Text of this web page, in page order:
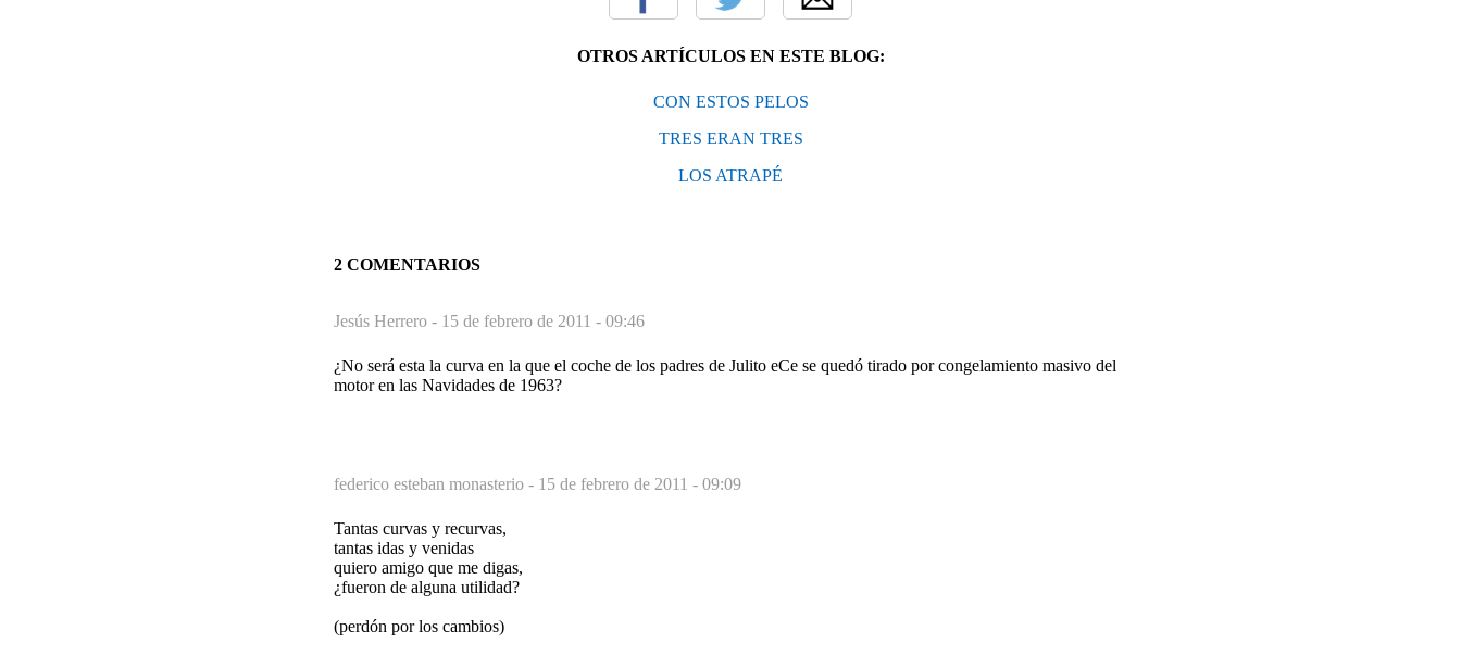
OTROS ARTÍCULOS EN ESTE BLOG:
CON ESTOS PELOS
TRES ERAN TRES
LOS ATRAPÉ
2 COMENTARIOS
Jesús Herrero - 15 de febrero de 2011 - 09:46
¿No será esta la curva en la que el coche de los padres de Julito eCe se quedó tirado por congelamiento masivo del
motor en las Navidades de 1963?
federico esteban monasterio - 15 de febrero de 2011 - 09:09
Tantas curvas y recurvas,
tantas idas y venidas
quiero amigo que me digas,
¿fueron de alguna utilidad?
(perdón por los cambios)